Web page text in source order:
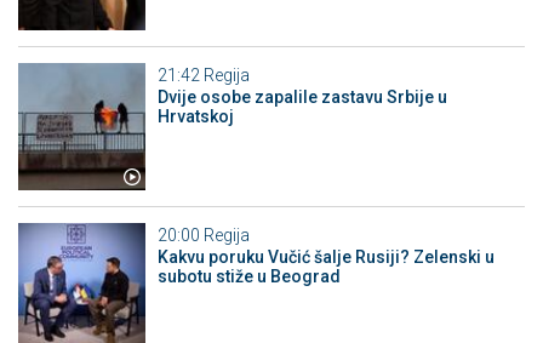
21:42 Regija
Dvije osobe zapalile zastavu Srbije u
Hrvatskoj
20:00 Regija
Kakvu poruku Vučić šalje Rusiji? Zelenski u
subotu stiže u Beograd